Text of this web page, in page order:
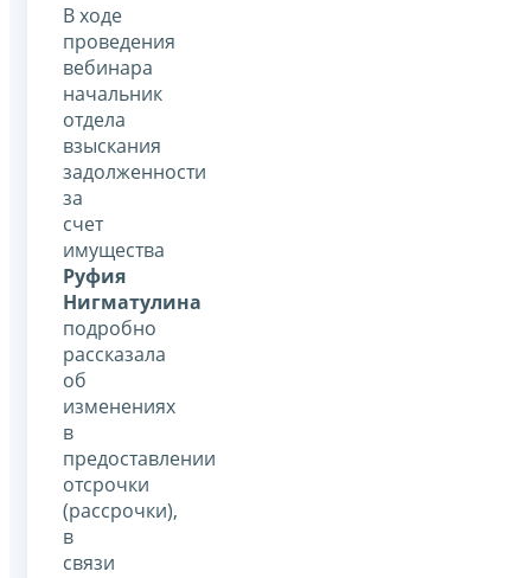
В ходе
проведения
вебинара
начальник
отдела
взыскания
задолженности
за
счет
имущества
Руфия
Нигматулина
подробно
рассказала
об
изменениях
в
предоставлении
отсрочки
(рассрочки),
в
связи